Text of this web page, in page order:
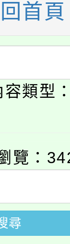
可洽有
科技
業人
、30在
潭區
桃園電
動會8/
舉行。
享有免
收入戶
科技
首頁
類型
覽：
尋